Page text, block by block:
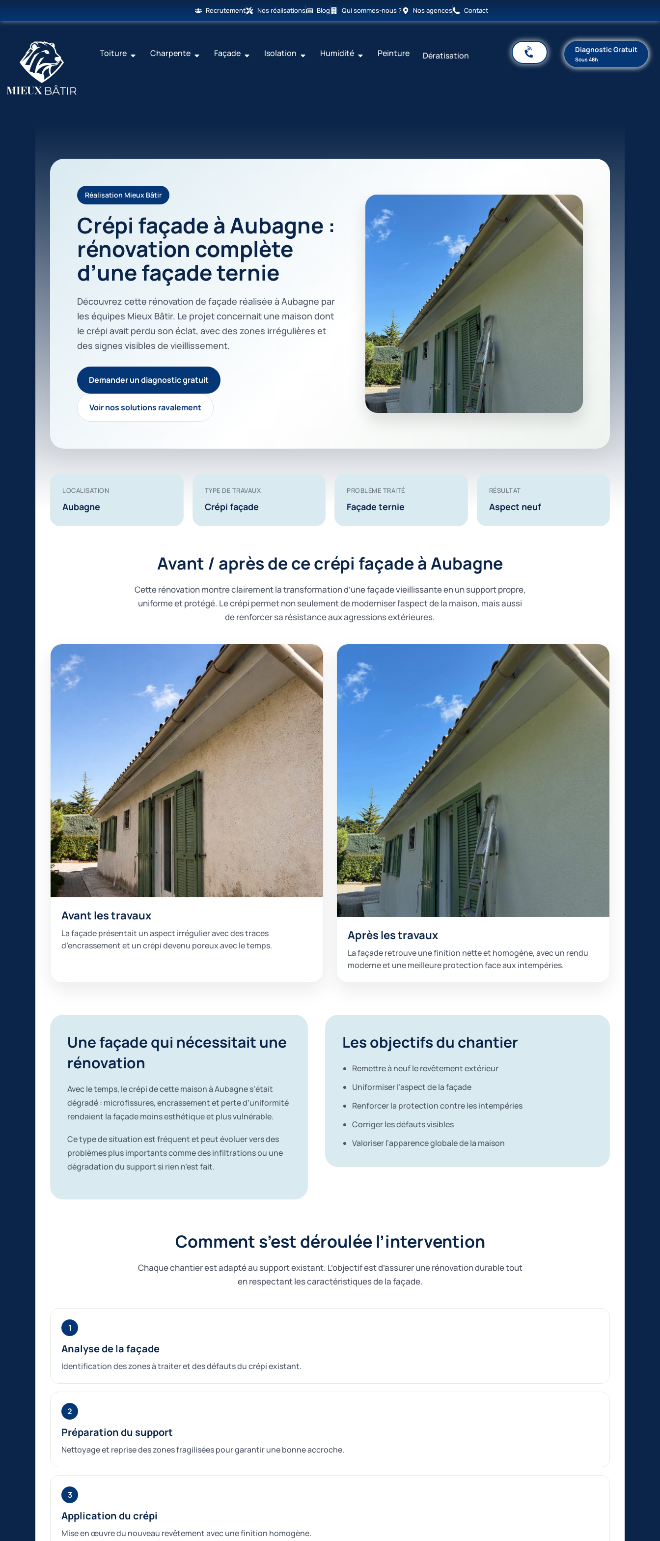
Recrutement Nos réalisations Blog Qui sommes-nous ? Nos agences Contact
Toiture Charpente Façade Isolation Humidité Peinture Dératisation
Diagnostic Gratuit
Sous 48h
Réalisation Mieux Bâtir
Crépi façade à Aubagne :
rénovation complète
d’une façade ternie
Découvrez cette rénovation de façade réalisée à Aubagne par
les équipes Mieux Bâtir. Le projet concernait une maison dont
le crépi avait perdu son éclat, avec des zones irrégulières et
des signes visibles de vieillissement.
Demander un diagnostic gratuit
Voir nos solutions ravalement
LOCALISATION
Aubagne
TYPE DE TRAVAUX
Crépi façade
PROBLÈME TRAITÉ
Façade ternie
RÉSULTAT
Aspect neuf
Avant / après de ce crépi façade à Aubagne
Cette rénovation montre clairement la transformation d’une façade vieillissante en un support propre,
uniforme et protégé. Le crépi permet non seulement de moderniser l’aspect de la maison, mais aussi
de renforcer sa résistance aux agressions extérieures.
Avant les travaux
La façade présentait un aspect irrégulier avec des traces
d’encrassement et un crépi devenu poreux avec le temps.
Après les travaux
La façade retrouve une finition nette et homogène, avec un rendu
moderne et une meilleure protection face aux intempéries.
Une façade qui nécessitait une
rénovation
Avec le temps, le crépi de cette maison à Aubagne s’était
dégradé : microfissures, encrassement et perte d’uniformité
rendaient la façade moins esthétique et plus vulnérable.
Ce type de situation est fréquent et peut évoluer vers des
problèmes plus importants comme des infiltrations ou une
dégradation du support si rien n’est fait.
Les objectifs du chantier
Remettre à neuf le revêtement extérieur
Uniformiser l’aspect de la façade
Renforcer la protection contre les intempéries
Corriger les défauts visibles
Valoriser l’apparence globale de la maison
Comment s’est déroulée l’intervention
Chaque chantier est adapté au support existant. L’objectif est d’assurer une rénovation durable tout
en respectant les caractéristiques de la façade.
Analyse de la façade
Identification des zones à traiter et des défauts du crépi existant.
Préparation du support
Nettoyage et reprise des zones fragilisées pour garantir une bonne accroche.
Application du crépi
Mise en œuvre du nouveau revêtement avec une finition homogène.